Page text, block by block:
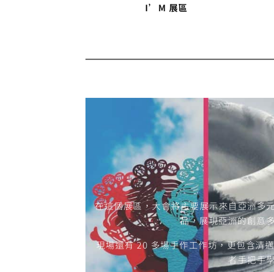
I’M 展區
在這個展區，大會將主要展示來自亞洲多
品，展現亞洲的創意
現場還有 20 多場手作工作坊，更包含清
者手把手